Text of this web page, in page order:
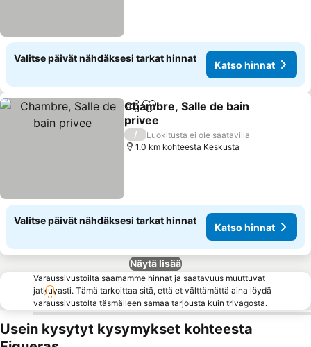
Valitse päivät nähdäksesi tarkat hinnat
Katso hinnat
Jaa Lisää suosikkeihin
Chambre, Salle de bain
privee
Katso hinnat
/
Luokitusta ei ole saatavilla
1.0 km kohteesta Keskusta
Valitse päivät nähdäksesi tarkat hinnat
Katso hinnat
Näytä lisää
Varaussivustoilta saamamme hinnat ja saatavuus muuttuvat
jatkuvasti. Tämä tarkoittaa sitä, että et välttämättä aina löydä
varaussivustolta täsmälleen samaa tarjousta kuin trivagosta.
Usein kysytyt kysymykset kohteesta